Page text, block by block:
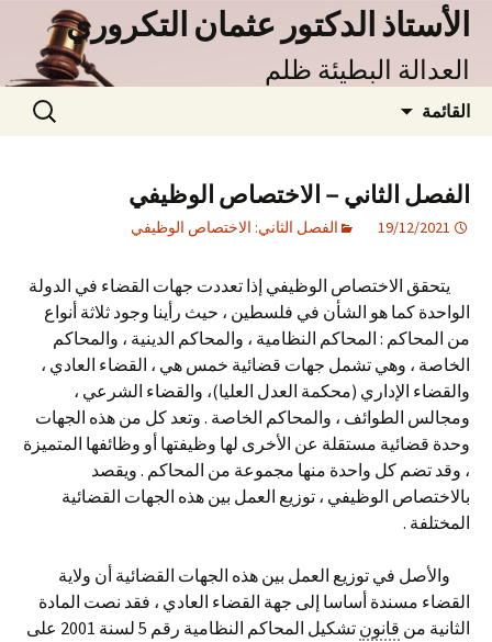
انتقل
المحتوى
الأستاذ الدكتور عثمان التكروري
العدالة البطيئة ظلم
القائمة
البحث
عن:
الفصل الثاني – الاختصاص الوظيفي
19/12/2021 الفصل الثاني: الاختصاص الوظيفي
يتحقق الاختصاص الوظيفي إذا تعددت جهات القضاء في الدولة
الواحدة كما هو الشأن في فلسطين ، حيث رأينا وجود ثلاثة أنواع
من المحاكم : المحاكم النظامية ، والمحاكم الدينية ، والمحاكم
الخاصة ، وهي تشمل جهات قضائية خمس هي ، القضاء العادي ،
والقضاء الإداري (محكمة العدل العليا)، والقضاء الشرعي ،
ومجالس الطوائف ، والمحاكم الخاصة . وتعد كل من هذه الجهات
وحدة قضائية مستقلة عن الأخرى لها وظيفتها أو وظائفها المتميزة
، وقد تضم كل واحدة منها مجموعة من المحاكم . ويقصد
بالاختصاص الوظيفي ، توزيع العمل بين هذه الجهات القضائية
المختلفة .
والأصل في توزيع العمل بين هذه الجهات القضائية أن ولاية
القضاء مسندة أساسا إلى جهة القضاء العادي ، فقد نصت المادة
الثانية من قانون
تشكيل المحاكم النظامية رقم 5 لسنة 2001 على